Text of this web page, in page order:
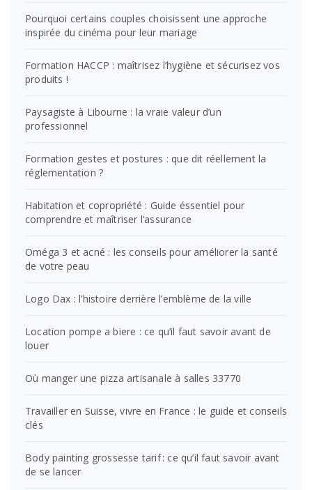
Pourquoi certains couples choisissent une approche
inspirée du cinéma pour leur mariage
Formation HACCP : maîtrisez l’hygiène et sécurisez vos
produits !
Paysagiste à Libourne : la vraie valeur d’un
professionnel
Formation gestes et postures : que dit réellement la
réglementation ?
Habitation et copropriété : Guide éssentiel pour
comprendre et maîtriser l’assurance
Oméga 3 et acné : les conseils pour améliorer la santé
de votre peau
Logo Dax : l’histoire derrière l’emblème de la ville
Location pompe a biere : ce qu’il faut savoir avant de
louer
Où manger une pizza artisanale à salles 33770
Travailler en Suisse, vivre en France : le guide et conseils
clés
Body painting grossesse tarif : ce qu’il faut savoir avant
de se lancer